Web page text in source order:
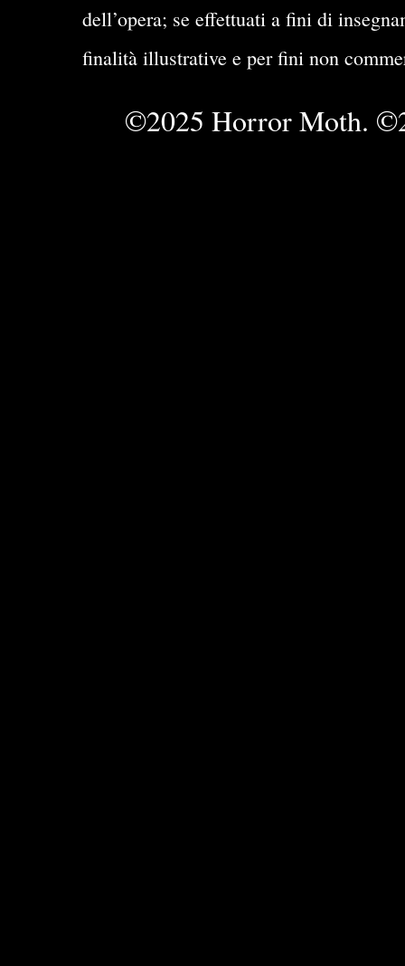
dell’opera; se effettuati a fini di
finalità illustrative e per fini non
©2025 Horror Moth.